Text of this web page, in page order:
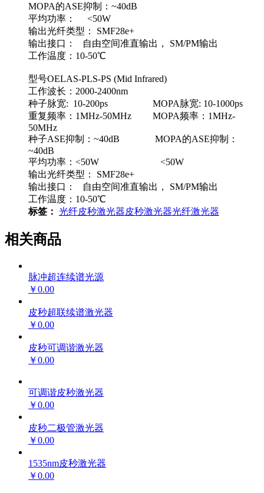
MOPA的ASE抑制：~40dB
平均功率： <50W
输出光纤类型： SMF28e+
输出接口： 自由空间准直输出， SM/PM输出
工作温度：10-50℃
型号OELAS-PLS-PS (Mid Infrared)
工作波长：2000-2400nm
种子脉宽: 10-200ps MOPA脉宽: 10-1000ps
重复频率：1MHz-50MHz MOPA频率：1MHz-
50MHz
种子ASE抑制：~40dB MOPA的ASE抑制：
~40dB
平均功率：<50W <50W
输出光纤类型： SMF28e+
输出接口： 自由空间准直输出， SM/PM输出
工作温度：10-50℃
标签： 光纤皮秒激光器皮秒激光器光纤激光器
相关商品
脉冲超连续谱光源
￥0.00
皮秒超联续谱激光器
￥0.00
皮秒可调谐激光器
￥0.00
可调谐皮秒激光器
￥0.00
皮秒二极管激光器
￥0.00
1535nm皮秒激光器
￥0.00